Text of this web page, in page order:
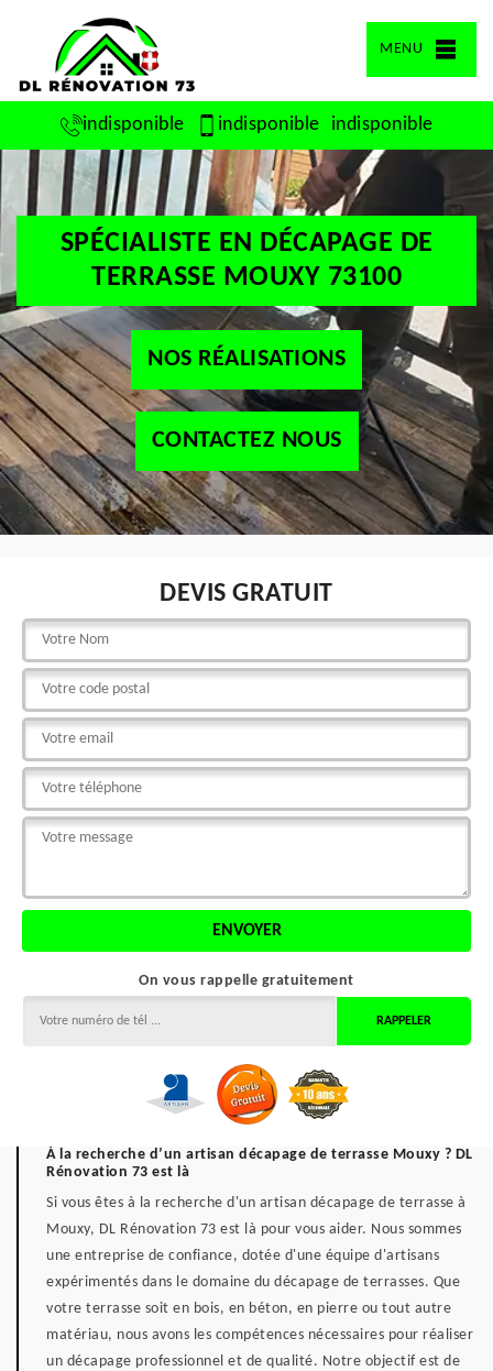
MENU
indisponible indisponible indisponible
SPÉCIALISTE EN DÉCAPAGE DE
TERRASSE MOUXY 73100
NOS RÉALISATIONS
CONTACTEZ NOUS
DEVIS GRATUIT
On vous rappelle gratuitement
À la recherche d’un artisan décapage de terrasse Mouxy ? DL
Rénovation 73 est là
Si vous êtes à la recherche d'un artisan décapage de terrasse à
Mouxy, DL Rénovation 73 est là pour vous aider. Nous sommes
une entreprise de confiance, dotée d'une équipe d'artisans
expérimentés dans le domaine du décapage de terrasses. Que
votre terrasse soit en bois, en béton, en pierre ou tout autre
matériau, nous avons les compétences nécessaires pour réaliser
un décapage professionnel et de qualité. Notre objectif est de